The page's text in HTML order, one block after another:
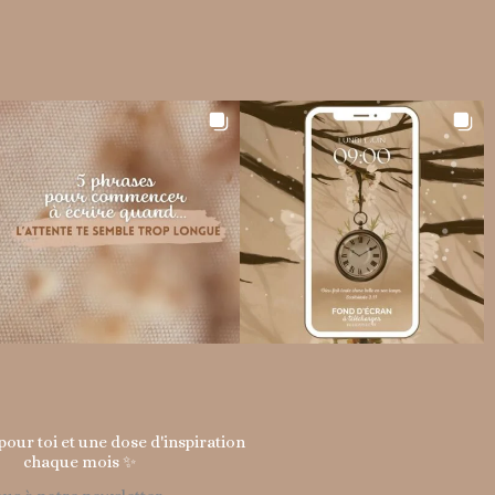
toi et une dose d'inspiration
chaque mois ✨